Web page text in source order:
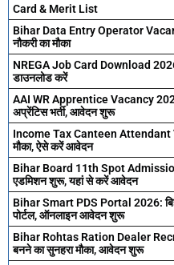
Card & Merit List
Bihar Data Entry Operator
नौकरी का मौका
NREGA Job Card Download
डाउनलोड करें
AAI WR Apprentice Vacancy
अप्रेंटिस भर्ती, आवेदन शुरू
Income Tax Canteen Attendant
मौका, ऐसे करें आवेदन
Bihar Board 11th Spot
एडमिशन शुरू, यहां से करें आवेदन
Bihar Smart PDS Portal 2026:
पोर्टल, ऑनलाइन आवेदन शुरू
Bihar Rohtas Ration Dealer
बनने का सुनहरा मौका, आवेदन शुरू